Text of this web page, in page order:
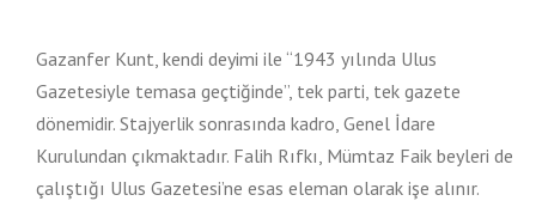
Gazanfer Kunt, kendi deyimi ile “1943 yılında Ulus
Gazetesiyle temasa geçtiğinde”, tek parti, tek gazete
dönemidir. Stajyerlik sonrasında kadro, Genel İdare
Kurulundan çıkmaktadır. Falih Rıfkı, Mümtaz Faik beyleri de
çalıştığı Ulus Gazetesi’ne esas eleman olarak işe alınır.